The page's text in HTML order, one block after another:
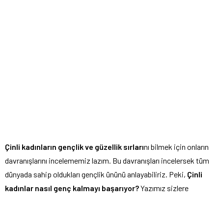
Çinli kadınların gençlik ve güzellik sırlarını bilmek için onların
davranışlarını incelememiz lazım. Bu davranışları incelersek tüm
dünyada sahip oldukları gençlik ününü anlayabiliriz. Peki, Çinli
kadınlar nasıl genç kalmayı başarıyor?Yazımız sizlere